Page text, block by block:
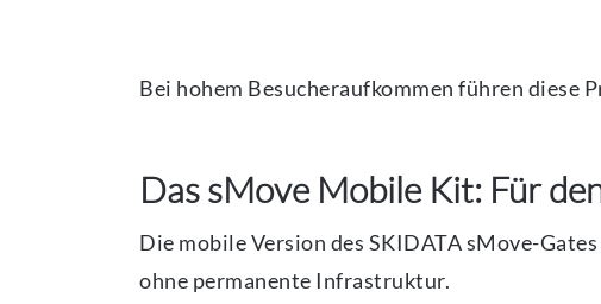
Bei hohem Besucheraufkommen führen diese
Das sMove Mobile Kit: Für
Die mobile Version des SKIDATA sMove-
ohne permanente Infrastruktur.